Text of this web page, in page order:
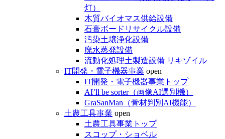
灯）
木質バイオマス供給設備
石膏ボードリサイクル設備
汚染土壌浄化設備
廃水蒸発設備
流動化処理土製造設備 リキゾイル
IT開発・電子機器事業 open
IT開発・電子機器事業トップ
AI’ll be sorter（画像AI選別機）
GraSanMan（骨材判別AI機能）
土農工具事業 open
土農工具事業トップ
スコップ・ショベル